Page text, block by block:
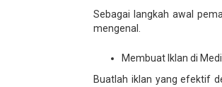
Sebagai langkah awal
mengenal.
Membuat Iklan di
Buatlah iklan yang efektif